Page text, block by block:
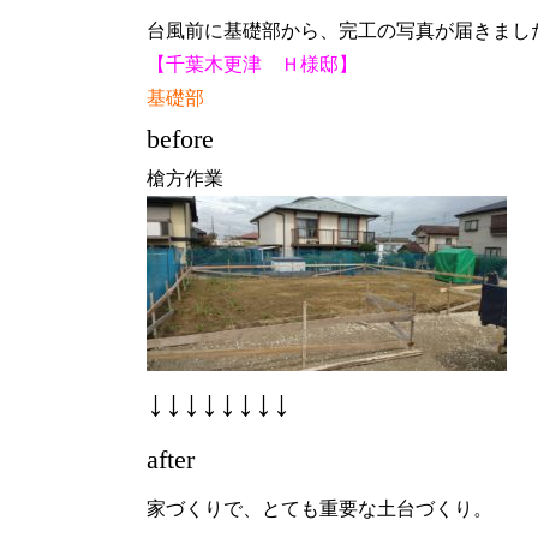
台風前に基礎部から、完工の写真が届きまし
【千葉木更津 Ｈ様邸】
基礎部
before
槍方作業
↓↓↓↓↓↓↓↓
after
家づくりで、とても重要な土台づくり。